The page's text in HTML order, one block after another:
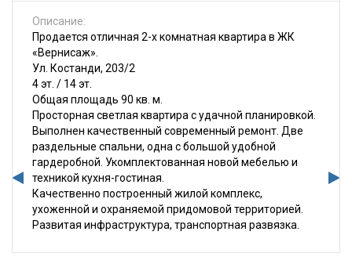
Описание:
Продается отличная 2-х комнатная квартира в ЖК
«Вернисаж».
Ул. Костанди, 203/2
4 эт. / 14 эт.
Общая площадь 90 кв. м.
Просторная светлая квартира с удачной планировкой.
Выполнен качественный современный ремонт. Две
раздельные спальни, одна с большой удобной
гардеробной. Укомплектованная новой мебелью и
техникой кухня-гостиная.
Качественно построенный жилой комплекс,
ухоженной и охраняемой придомовой территорией.
Развитая инфраструктура, транспортная развязка.